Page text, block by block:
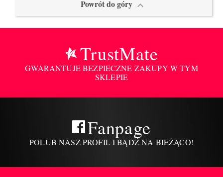
Powrót do góry 
TrustMate
GWARANTUJE BEZPIECZNE ZAKUPY W TYM
SKLEPIE
Fanpage
POLUB NASZ PROFIL I BĄDŹ NA BIEŻĄCO!